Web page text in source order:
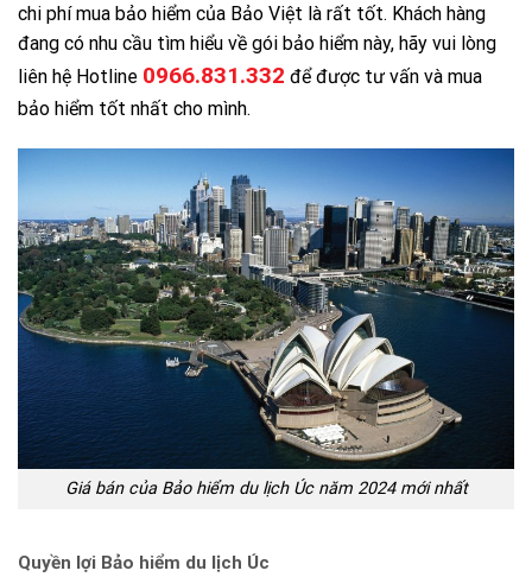
chi phí mua bảo hiểm của Bảo Việt là rất tốt. Khách hàng
đang có nhu cầu tìm hiểu về gói bảo hiểm này, hãy vui lòng
liên hệ Hotline 0966.831.332 để được tư vấn và mua
bảo hiểm tốt nhất cho mình.
Giá bán của Bảo hiểm du lịch Úc năm 2024 mới nhất
Quyền lợi Bảo hiểm du lịch Úc